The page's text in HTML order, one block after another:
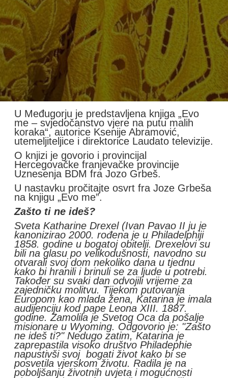
U Međugorju je predstavljena knjiga „Evo
me – svjedočanstvo vjere na putu malih
koraka“, autorice Ksenije Abramović,
utemeljiteljice i direktorice Laudato televizije.
O knjizi je govorio i provincijal
Hercegovačke franjevačke provincije
Uznesenja BDM fra Jozo Grbeš.
U nastavku pročitajte osvrt fra Joze Grbeša
na knjigu „Evo me”.
Zašto ti ne ideš?
Sveta Katharine Drexel (Ivan Pavao II ju je
kanonizirao 2000. rođena je u Philadelphiji
1858. godine u bogatoj obitelji. Drexelovi su
bili na glasu po velikodušnosti, navodno su
otvarali svoj dom nekoliko dana u tjednu
kako bi hranili i brinuli se za ljude u potrebi.
Također su svaki dan odvojili vrijeme za
zajedničku molitvu. Tijekom putovanja
Europom kao mlada žena, Katarina je imala
audijenciju kod pape Leona XIII. 1887.
godine. Zamolila je Svetog Oca da pošalje
misionare u Wyoming. Odgovorio je: "Zašto
ne ideš ti?" Nedugo zatim, Katarina je
zaprepastila visoko društvo Philadephie
napustivši svoj bogati život kako bi se
posvetila vjerskom životu. Radila je na
poboljšanju životnih uvjeta i mogućnosti